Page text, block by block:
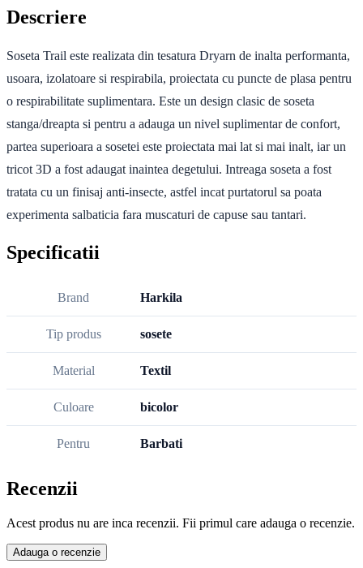
Descriere
Soseta Trail este realizata din tesatura Dryarn de inalta performanta,
usoara, izolatoare si respirabila, proiectata cu puncte de plasa pentru
o respirabilitate suplimentara. Este un design clasic de soseta
stanga/dreapta si pentru a adauga un nivel suplimentar de confort,
partea superioara a sosetei este proiectata mai lat si mai inalt, iar un
tricot 3D a fost adaugat inaintea degetului. Intreaga soseta a fost
tratata cu un finisaj anti-insecte, astfel incat purtatorul sa poata
experimenta salbaticia fara muscaturi de capuse sau tantari.
Specificatii
Brand Harkila
Tip produs sosete
Material Textil
Culoare bicolor
Pentru Barbati
Recenzii
Acest produs nu are inca recenzii. Fii primul care adauga o recenzie.
Adauga o recenzie